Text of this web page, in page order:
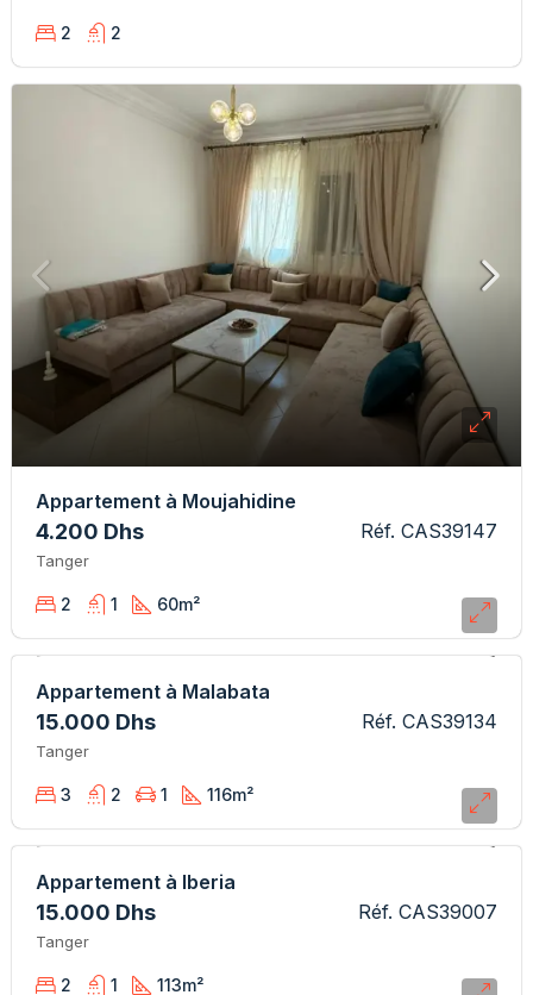
2 2
Appartement à Moujahidine
4.200 Dhs Réf. CAS39147
Tanger
2 1 60m²
Appartement à Malabata
15.000 Dhs Réf. CAS39134
Tanger
3 2 1 116m²
Appartement à Iberia
15.000 Dhs Réf. CAS39007
Tanger
2 1 113m²